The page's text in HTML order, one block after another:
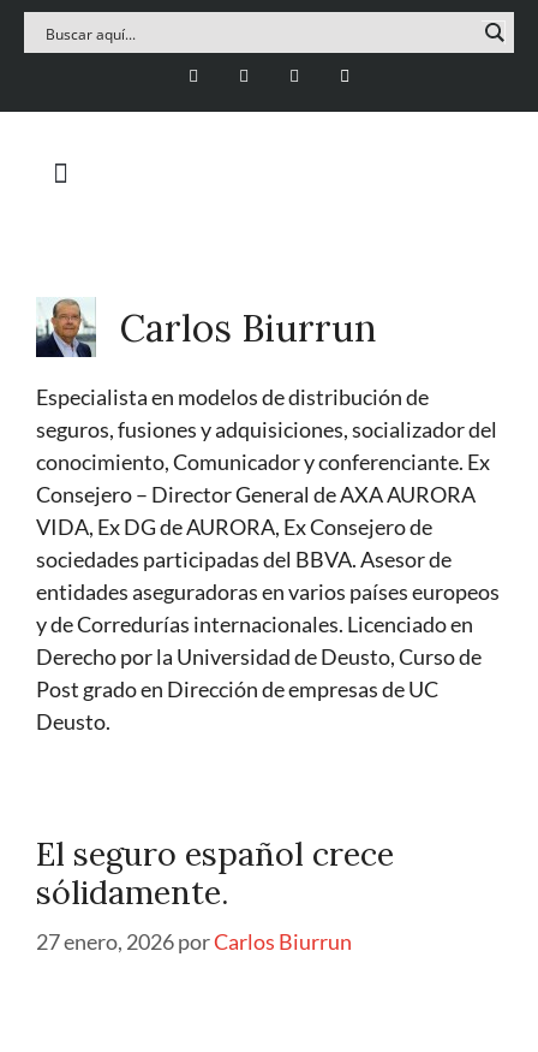
Carlos Biurrun
Especialista en modelos de distribución de
seguros, fusiones y adquisiciones, socializador del
conocimiento, Comunicador y conferenciante. Ex
Consejero – Director General de AXA AURORA
VIDA, Ex DG de AURORA, Ex Consejero de
sociedades participadas del BBVA. Asesor de
entidades aseguradoras en varios países europeos
y de Corredurías internacionales. Licenciado en
Derecho por la Universidad de Deusto, Curso de
Post grado en Dirección de empresas de UC
Deusto.
El seguro español crece
sólidamente.
27 enero, 2026porCarlos Biurrun